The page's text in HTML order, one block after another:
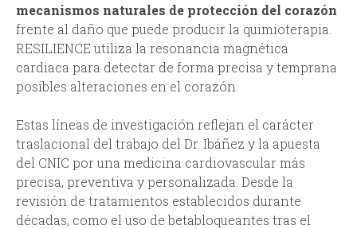
mecanismos naturales de protección del corazón
frente al daño que puede producir la quimioterapia.
RESILIENCE utiliza la resonancia magnética
cardiaca para detectar de forma precisa y temprana
posibles alteraciones en el corazón.
Estas líneas de investigación reflejan el carácter
traslacional del trabajo del Dr. Ibáñez y la apuesta
del CNIC por una medicina cardiovascular más
precisa, preventiva y personalizada. Desde la
revisión de tratamientos establecidos durante
décadas, como el uso de betabloqueantes tras el